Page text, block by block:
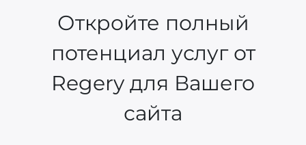
Откройте полный
потенциал услуг от
Regery для Вашего
сайта